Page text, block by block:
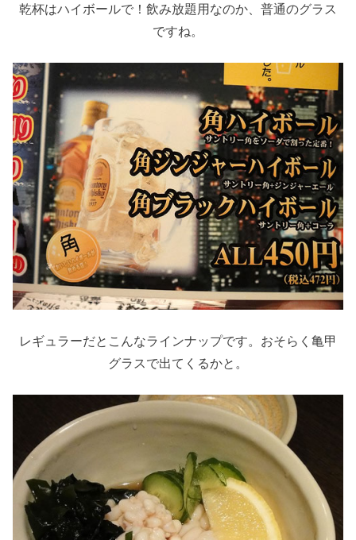
乾杯はハイボールで！飲み放題用なのか、普通のグラス
ですね。
レギュラーだとこんなラインナップです。おそらく亀甲
グラスで出てくるかと。